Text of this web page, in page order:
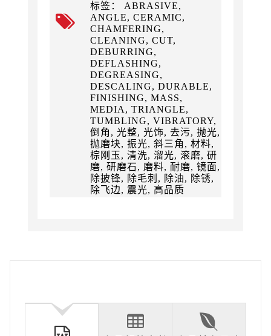
标签： ABRASIVE,
ANGLE, CERAMIC,
CHAMFERING,
CLEANING, CUT,
DEBURRING,
DEFLASHING,
DEGREASING,
DESCALING, DURABLE,
FINISHING, MASS,
MEDIA, TRIANGLE,
TUMBLING, VIBRATORY,
倒角, 光整, 光饰, 去污, 抛光,
抛磨块, 振光, 斜三角, 材料,
棕刚玉, 清洗, 溜光, 滚磨, 研
磨, 研磨石, 磨料, 耐磨, 镜面,
除披锋, 除毛刺, 除油, 除锈,
除飞边, 震光, 高品质